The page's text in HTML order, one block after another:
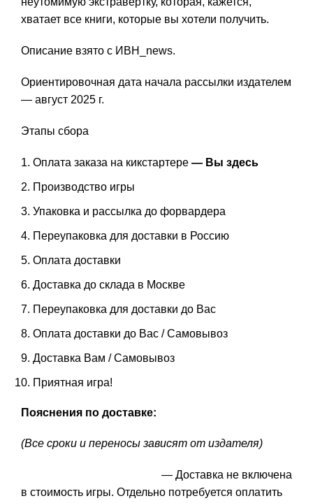
хватает все книги, которые вы хотели получить.
Описание взято с ИВН_news.
Ориентировочная дата начала рассылки издателем
— август 2025 г.
Этапы сбора
Оплата заказа на кикстартере — Вы здесь
Производство игры
Упаковка и рассылка до форвардера
Переупаковка для доставки в Россию
Оплата доставки
Доставка до склада в Москве
Переупаковка для доставки до Вас
Оплата доставки до Вас / Самовывоз
Доставка Вам / Самовывоз
Приятная игра!
Пояснения по доставке:
(Все сроки и переносы зависят от издателя)
— Доставка не включена
в стоимость игры. Отдельно потребуется оплатить